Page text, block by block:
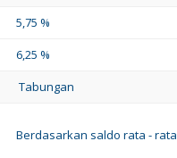
5,75 %
6,25 %
Tabungan
Berdasarkan saldo rata - rata